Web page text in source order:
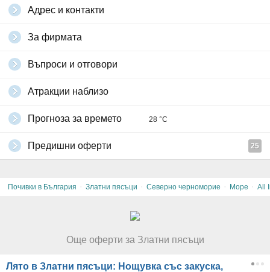
Адрес и контакти
За фирмата
Въпроси и отговори
Атракции наблизо
Прогноза за времето 28 °C
Предишни оферти 25
Почивки в България · Златни пясъци · Северно черноморие · Море · All
Още оферти за Златни пясъци
Лято в Златни пясъци: Нощувка със закуска,